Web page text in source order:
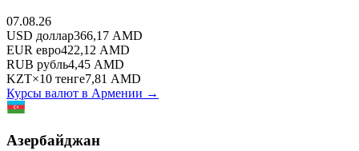
07.08.26
USD доллар366,17 AMD
EUR евро422,12 AMD
RUB рубль4,45 AMD
KZT×10 тенге7,81 AMD
Курсы валют в Армении →
Азербайджан